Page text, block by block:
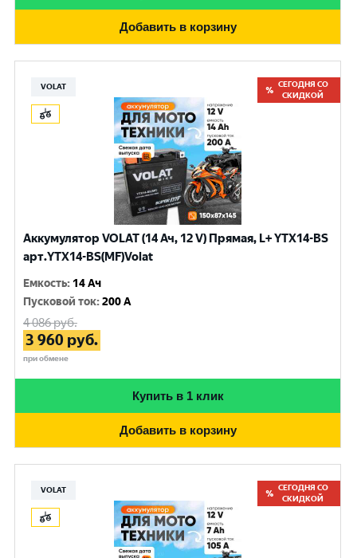
Добавить в корзину
VOLAT
СЕГОДНЯ СО
СКИДКОЙ
Аккумулятор VOLAT (14 Ач, 12 V) Прямая, L+ YTX14-BS
арт.YTX14-BS(MF)Volat
Емкость: 14 Ач
Пусковой ток:200 A
4 086руб.
3 960 руб.
при обмене
Купить в 1 клик
Добавить в корзину
VOLAT
СЕГОДНЯ СО
СКИДКОЙ